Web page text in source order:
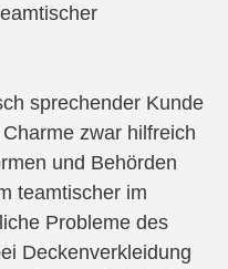
sprechender Kunde
zwar hilfreich
und Behörden
teamtischer im
Probleme des
Deckenverkleidung